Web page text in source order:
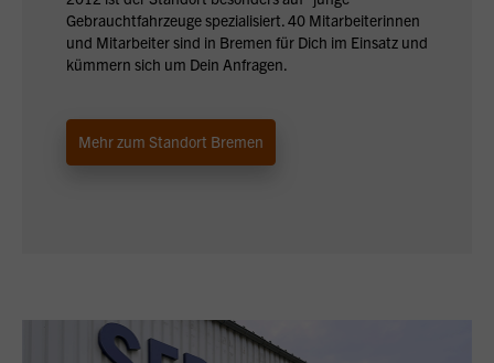
Gebrauchtfahrzeuge spezialisiert. 40 Mitarbeiterinnen
und Mitarbeiter sind in Bremen für Dich im Einsatz und
kümmern sich um Dein Anfragen.
Mehr zum Standort Bremen